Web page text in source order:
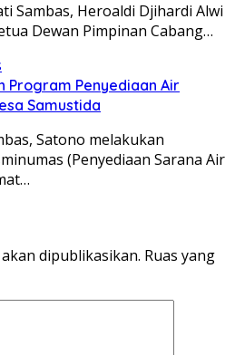
Sambas, Heroaldi Djihardi Alwi
Dewan Pimpinan Cabang…
Program Penyediaan Air
Samustida
Satono melakukan
(Penyediaan Sarana Air
dipublikasikan. Ruas yang